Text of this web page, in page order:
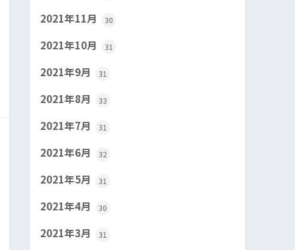
2021年11月 30
2021年10月 31
2021年9月 31
2021年8月 33
2021年7月 31
2021年6月 32
2021年5月 31
2021年4月 30
2021年3月 31